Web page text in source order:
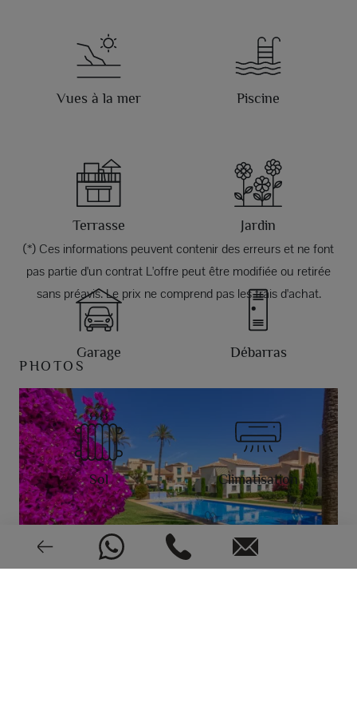
Vues à la mer Piscine
Terrasse Jardin
Garage Débarras
Sol Climatisation
(*) Ces informations peuvent contenir des erreurs et ne font
pas partie d'un contrat L'offre peut être modifiée ou retirée
sans préavis. Le prix ne comprend pas les frais d'achat.
PHOTOS